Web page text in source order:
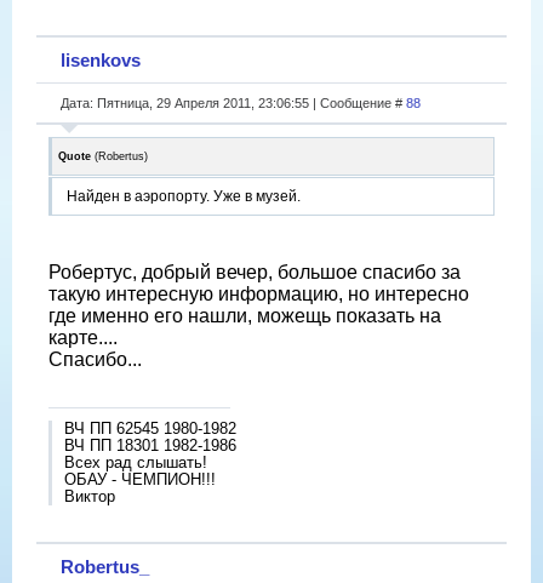
lisenkovs
Дата: Пятница, 29 Апреля 2011, 23:06:55 | Сообщение # 88
Quote (Robertus)
Найден в аэропорту. Уже в музей.
Робертус, добрый вечер, большое спасибо за
такую интересную информацию, но интересно
где именно его нашли, можещь показать на
карте....
Спасибо...
ВЧ ПП 62545 1980-1982
ВЧ ПП 18301 1982-1986
Всех рад слышать!
ОБАУ - ЧЕМПИОН!!!
Виктор
Robertus_